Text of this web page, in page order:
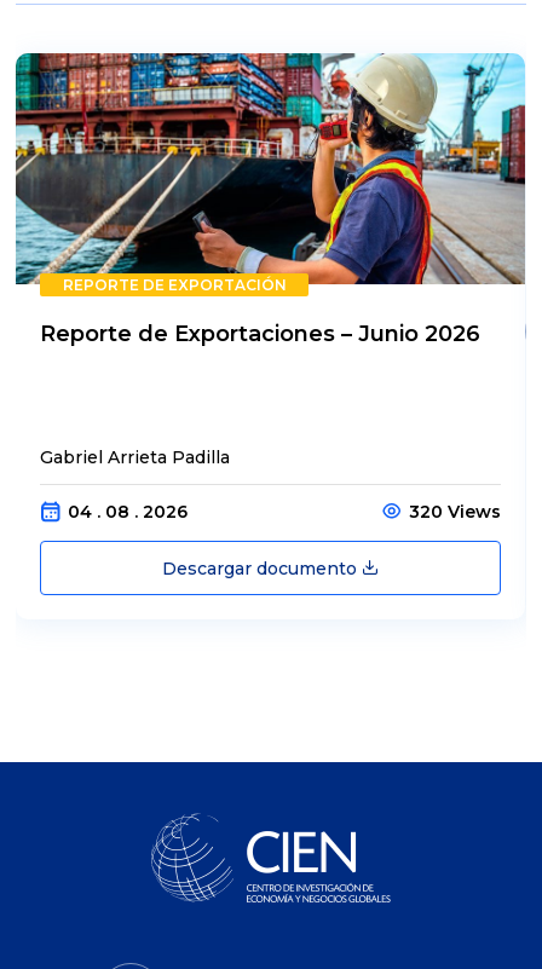
REPORTE DE EXPORTACIÓN
Reporte de Exportaciones – Junio 2026
Gabriel Arrieta Padilla
04 . 08 . 2026 320 Views
Descargar documento